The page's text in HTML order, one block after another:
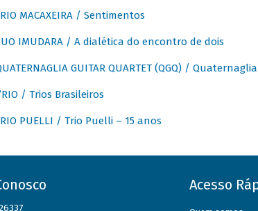
MACAXEIRA / Sentimentos
IMUDARA / A dialética do encontro de dois
GUITAR QUARTET (QGQ) /
/ Trios Brasileiros
PUELLI / Trio Puelli – 15 anos
Acesso